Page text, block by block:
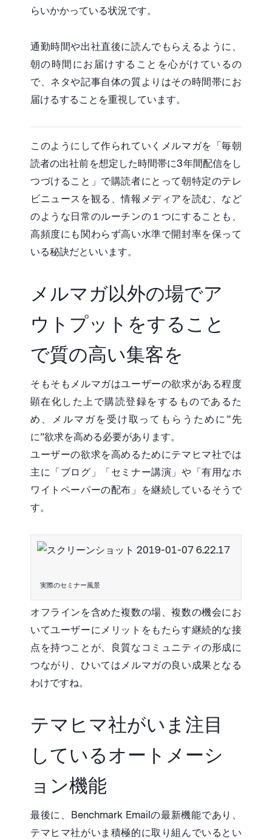
らいかかっている状況です。
通勤時間や出社直後に読んでもらえるように、
朝の時間にお届けすることを心がけているの
で、ネタや記事自体の質よりはその時間帯にお
届けるすることを重視しています。
このようにして作られていくメルマガを「毎朝
読者の出社前を想定した時間帯に3年間配信をし
つづけること」で購読者にとって朝特定のテレ
ビニュースを観る、情報メディアを読む、など
のような日常のルーチンの１つにすることも、
高頻度にも関わらず高い水準で開封率を保って
いる秘訣だといいます。
メルマガ以外の場でア
ウトプットをすること
で質の高い集客を
そもそもメルマガはユーザーの欲求がある程度
顕在化した上で購読登録をするものであるた
め、メルマガを受け取ってもらうために”先
に”欲求を高める必要があります。
ユーザーの欲求を高めるためにテマヒマ社では
主に「ブログ」「セミナー講演」や「有用なホ
ワイトペーパーの配布」を継続しているそうで
す。
実際のセミナー風景
オフラインを含めた複数の場、複数の機会にお
いてユーザーにメリットをもたらす継続的な接
点を持つことが、良質なコミュニティの形成に
つながり、ひいてはメルマガの良い成果となる
わけですね。
テマヒマ社がいま注目
しているオートメーシ
ョン機能
最後に、Benchmark Emailの最新機能であり、
テマヒマ社がいま積極的に取り組んでいるとい